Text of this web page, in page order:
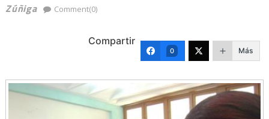
Zúñiga
Comment(0)
Compartir
0 Más